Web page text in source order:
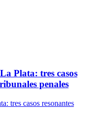
Plata: tres casos
penales